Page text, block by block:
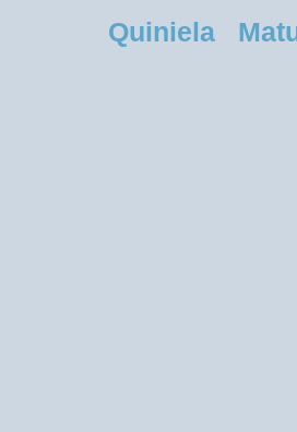
Quiniela